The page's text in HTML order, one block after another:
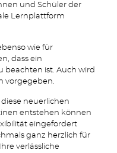
und Schüler der
Lernplattform
wie für
dass ein
beachten ist. Auch wird
vorgegeben.
neuerlichen
entstehen können
eingefordert
ganz herzlich für
verlässliche